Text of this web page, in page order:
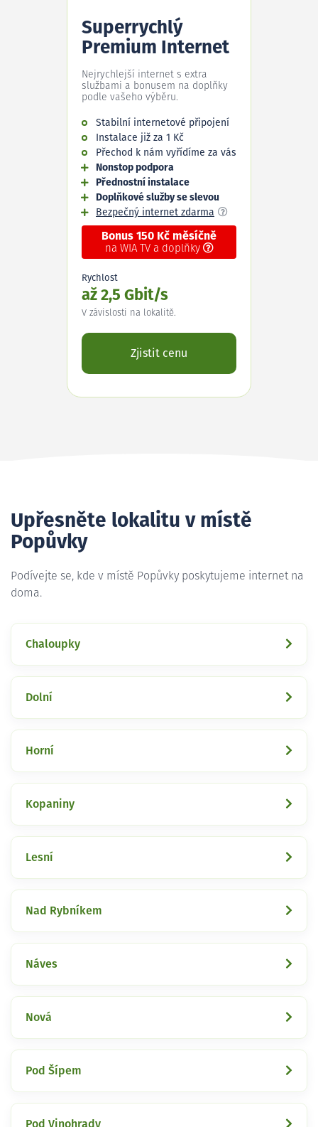
Superrychlý
Premium Internet
Nejrychlejší internet s extra
službami a bonusem na doplňky
podle vašeho výběru.
Stabilní internetové připojení
Instalace již za 1 Kč
Přechod k nám vyřídíme za vás
Nonstop podpora
Přednostní instalace
Doplňkové služby se slevou
Bezpečný internet zdarma
Bonus 150 Kč měsíčně
na WIA TV a doplňky
Rychlost
až 2,5 Gbit/s
V závislosti na lokalitě.
Zjistit cenu
Upřesněte lokalitu v místě
Popůvky
Podívejte se, kde v místě Popůvky poskytujeme internet na
doma.
Chaloupky
Dolní
Horní
Kopaniny
Lesní
Nad Rybníkem
Náves
Nová
Pod Šípem
Pod Vinohrady